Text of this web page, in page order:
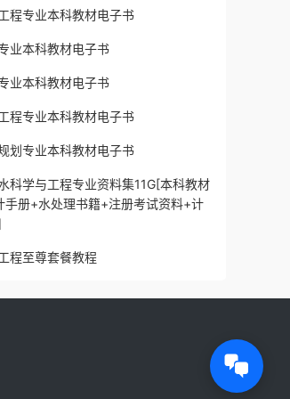
程专业本科教材电子书
业本科教材电子书
业本科教材电子书
程专业本科教材电子书
划专业本科教材电子书
科学与工程专业资料集11G[本科教材
手册+水处理书籍+注册考试资料+计
程至尊套餐教程